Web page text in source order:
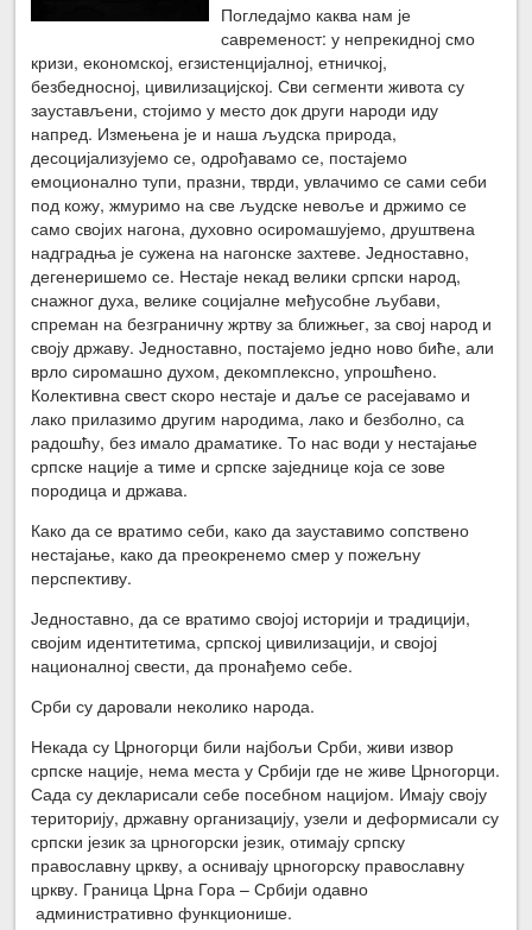
Погледајмо каква нам је
савременост: у непрекидној смо
кризи, економској, егзистенцијалној, етничкој,
безбедносној, цивилизацијској. Сви сегменти живота су
заустављени, стојимо у место док други народи иду
напред. Измењена је и наша људска природа,
десоцијализујемо се, одрођавамо се, постајемо
емоционално тупи, празни, тврди, увлачимо се сами себи
под кожу, жмуримо на све људске невоље и држимо се
само својих нагона, духовно осиромашујемо, друштвена
надградња је сужена на нагонске захтеве. Једноставно,
дегенеришемо се. Нестаје некад велики српски народ,
снажног духа, велике социјалне међусобне љубави,
спреман на безграничну жртву за ближњег, за свој народ и
своју државу. Једноставно, постајемо једно ново биће, али
врло сиромашно духом, декомплексно, упрошћено.
Колективна свест скоро нестаје и даље се расејавамо и
лако прилазимо другим народима, лако и безболно, са
радошћу, без имало драматике. То нас води у нестајање
српске нације а тиме и српске заједнице која се зове
породица и држава.
Како да се вратимо себи, како да зауставимо сопствено
нестајање, како да преокренемо смер у пожељну
перспективу.
Једноставно, да се вратимо својој историји и традицији,
својим идентитетима, српској цивилизацији, и својој
националној свести, да пронађемо себе.
Срби су даровали неколико народа.
Некада су Црногорци били најбољи Срби, живи извор
српске нације, нема места у Србији где не живе Црногорци.
Сада су декларисали себе посебном нацијом. Имају своју
територију, државну организацију, узели и деформисали су
српски језик за црногорски језик, отимају српску
православну цркву, а оснивају црногорску православну
цркву. Граница Црна Гора – Србији одавно
административно функционише.